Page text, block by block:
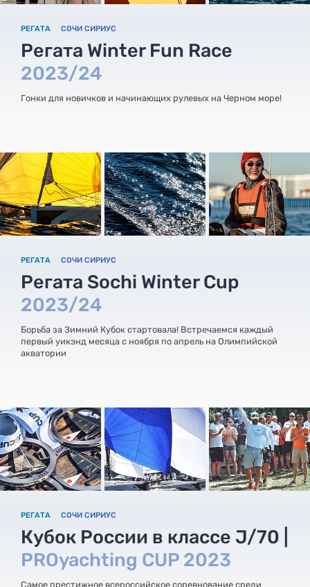
РЕГАТА СОЧИ СИРИУС
Регата Winter Fun Race
2023/24
Гонки для новичков и начинающих рулевых на Черном море!
РЕГАТА СОЧИ СИРИУС
Регата Sochi Winter Cup
2023/24
Борьба за Зимний Кубок стартовала! Встречаемся каждый
первый уикэнд месяца с ноября по апрель на Олимпийской
акватории
РЕГАТА СОЧИ СИРИУС
Кубок России в классе J/70 |
PROyachting CUP 2023
Самое престижное всероссийское соревнование среди